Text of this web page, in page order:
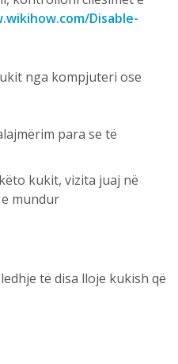
Disable-
nga kompjuteri ose
para se të
kukit, vizita juaj në
mundur
të disa lloje kukish që